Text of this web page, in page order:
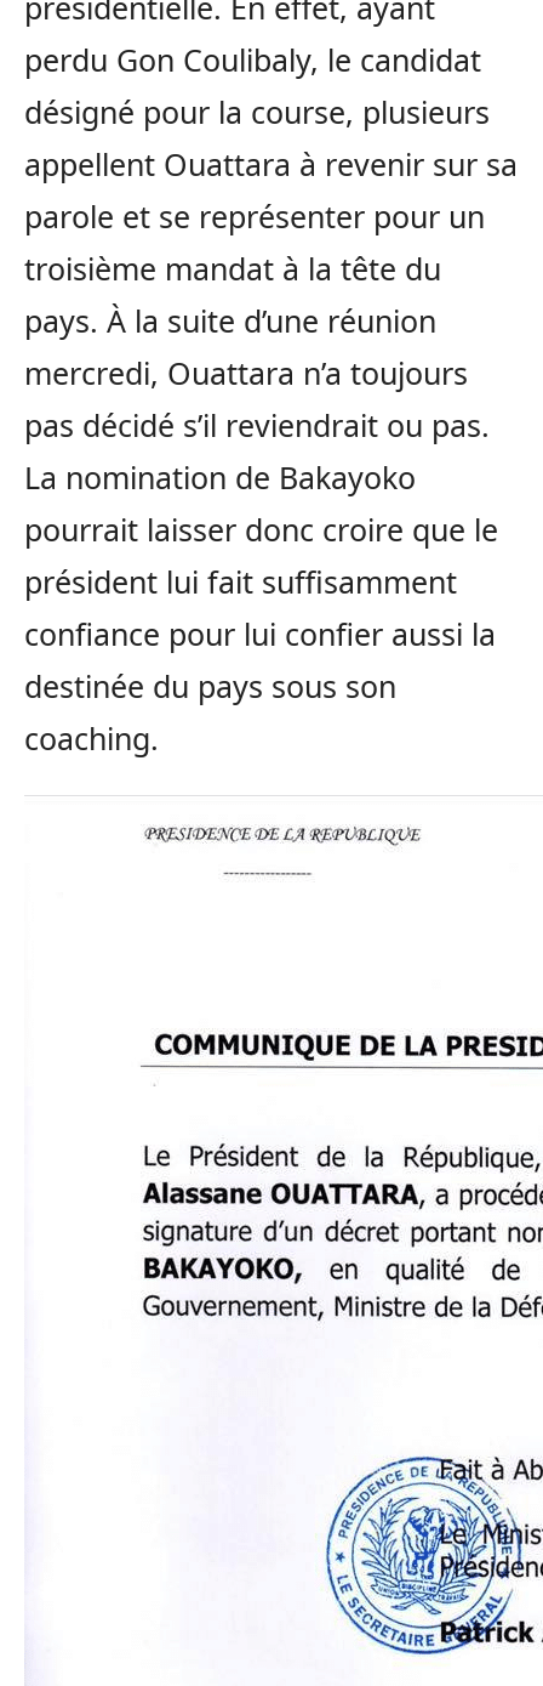
perdu Gon Coulibaly, le candidat
désigné pour la course, plusieurs
appellent Ouattara à revenir sur sa
parole et se représenter pour un
troisième mandat à la tête du
pays. À la suite d’une réunion
mercredi, Ouattara n’a toujours
pas décidé s’il reviendrait ou pas.
La nomination de Bakayoko
pourrait laisser donc croire que le
président lui fait suffisamment
confiance pour lui confier aussi la
destinée du pays sous son
coaching.